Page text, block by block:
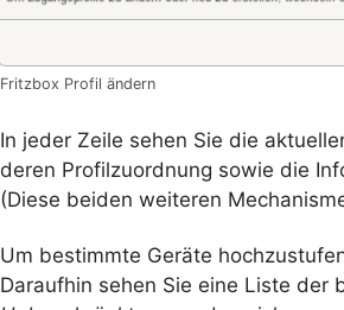
Fritzbox Profil ändern
In jeder Zeile sehen Sie die
deren Profilzuordnung sowie die
(Diese beiden weiteren
Um bestimmte Geräte
Daraufhin sehen Sie eine Liste der